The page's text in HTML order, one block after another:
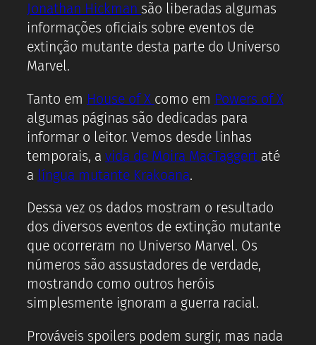
Jonathan Hickman são liberadas algumas
informações oficiais sobre eventos de
extinção mutante desta parte do Universo
Marvel.
Tanto em House of X como em Powers of X
algumas páginas são dedicadas para
informar o leitor. Vemos desde linhas
temporais, a vida de Moira MacTaggert até
a língua mutante Krakoana.
Dessa vez os dados mostram o resultado
dos diversos eventos de extinção mutante
que ocorreram no Universo Marvel. Os
números são assustadores de verdade,
mostrando como outros heróis
simplesmente ignoram a guerra racial.
Prováveis spoilers podem surgir, mas nada